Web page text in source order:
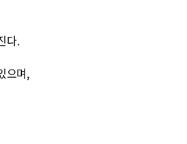
다.
으며,